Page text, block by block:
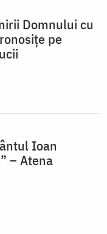
Domnului cu
pe
Ioan
– Atena